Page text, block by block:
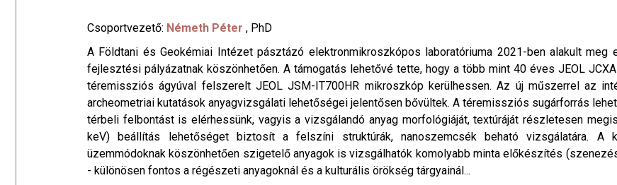
Csoportvezető: Németh Péter , PhD
A Földtani és Geokémiai Intézet pásztázó elektronmikroszkópos laboratóriuma 2021-ben alakult meg
fejlesztési pályázatnak köszönhetően. A támogatás lehetővé tette, hogy a több mint 40 éves JEOL
téremissziós ágyúval felszerelt JEOL JSM-IT700HR mikroszkóp kerülhessen. Az új műszerrel az
archeometriai kutatások anyagvizsgálati lehetőségei jelentősen bővültek. A téremissziós sugárforrás
térbeli felbontást is elérhessünk, vagyis a vizsgálandó anyag morfológiáját, textúráját részletesen
keV) beállítás lehetőséget biztosít a felszíni struktúrák, nanoszemcsék beható vizsgálatára. A
üzemmódoknak köszönhetően szigetelő anyagok is vizsgálhatók komolyabb minta előkészítés
- különösen fontos a régészeti anyagoknál és a kulturális örökség tárgyainál...